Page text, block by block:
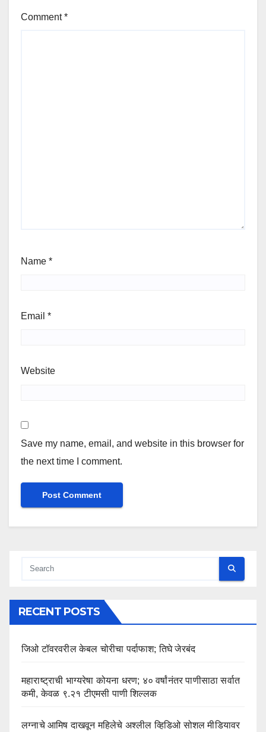
Comment*
Name *
Email *
Website
Save my name, email, and website in this browser for
the next time I comment.
RECENT POSTS
जिओ टॉवरवरील केबल चोरीचा पर्दाफाश; तिघे जेरबंद
महाराष्ट्राची भाग्यरेषा कोयना धरण; ४० वर्षांनंतर पाणीसाठा सर्वात
कमी, केवळ ९.२१ टीएमसी पाणी शिल्लक
लग्नाचे आमिष दाखवून महिलेचे अश्लील व्हिडिओ सोशल मीडियावर